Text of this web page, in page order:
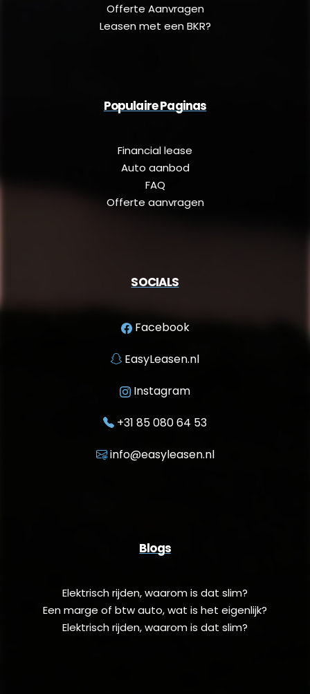
Offerte Aanvragen
Leasen met een BKR?
Populaire Paginas
Financial lease
Auto aanbod
FAQ
Offerte aanvragen
SOCIALS
Facebook
EasyLeasen.nl
Instagram
+31 85 080 64 53
info@easyleasen.nl
Blogs
Elektrisch rijden, waarom is dat slim?
Een marge of btw auto, wat is het eigenlijk?
Elektrisch rijden, waarom is dat slim?